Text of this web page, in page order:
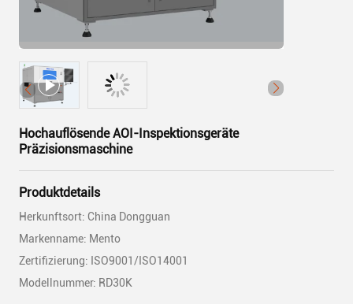
Hochauflösende AOI-Inspektionsgeräte
Präzisionsmaschine
Produktdetails
Herkunftsort: China Dongguan
Markenname: Mento
Zertifizierung: ISO9001/ISO14001
Modellnummer: RD30K